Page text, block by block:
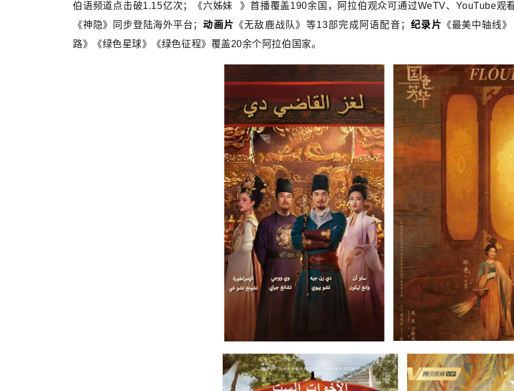
伯语频道点击破1.15亿次；《六姊妹
》首播覆盖190余国，阿拉伯观众可通过WeTV、YouTube观
《神隐》同步登陆海外平台；动画片 《无敌鹿战队》等13部完成阿语配音； 纪录片 《最美中轴线》
路》《绿色星球》《绿色征程》覆盖20余个阿拉伯国家。